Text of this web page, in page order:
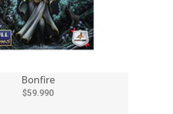
Bonfire
$59.990